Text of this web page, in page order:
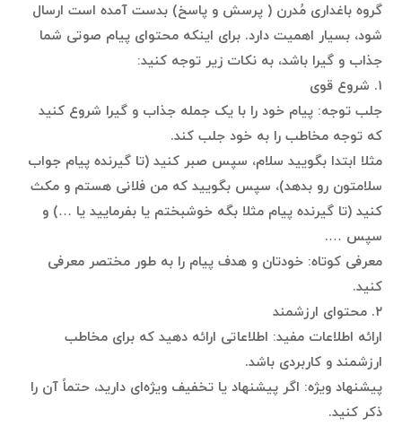
گروه باغداری مُدرن ( پرسش و پاسخ) بدست آمده است ارسال
شود، بسیار اهمیت دارد. برای اینکه محتوای پیام صوتی شما
جذاب و گیرا باشد، به نکات زیر توجه کنید:
۱. شروع قوی
جلب توجه: پیام خود را با یک جمله جذاب و گیرا شروع کنید
که توجه مخاطب را به خود جلب کند.
مثلا ابتدا بگویید سلام، سپس صبر کنید (تا گیرنده پیام جواب
سلامتون رو بدهد)، سپس بگویید که من فلانی هستم و مکث
کنید (تا گیرنده پیام مثلا بگه خوشبختم یا بفرمایید یا …) و
سپس ….
معرفی کوتاه: خودتان و هدف پیام را به طور مختصر معرفی
کنید.
۲. محتوای ارزشمند
ارائه اطلاعات مفید: اطلاعاتی ارائه دهید که برای مخاطب
ارزشمند و کاربردی باشد.
پیشنهاد ویژه: اگر پیشنهاد یا تخفیف ویژه‌ای دارید، حتماً آن را
ذکر کنید.